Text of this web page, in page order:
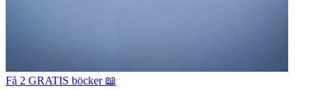
Få 2 GRATIS böcker 📖